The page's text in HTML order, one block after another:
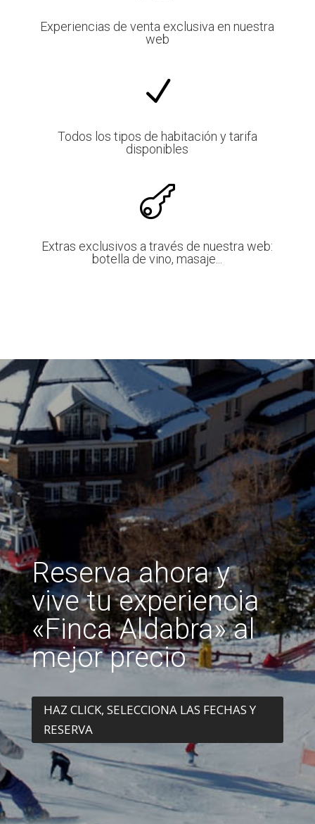
Experiencias de venta exclusiva en nuestra
web
N
Todos los tipos de habitación y tarifa
disponibles

Extras exclusivos a través de nuestra web:
botella de vino, masaje...
Reserva ahora y
vive tu experiencia
«Finca Aldabra» al
mejor precio
HAZ CLICK, SELECCIONA LAS FECHAS Y
RESERVA